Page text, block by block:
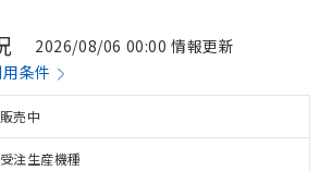
2026/08/06 00:00 情報更新
条件
販売中
受注生産機種